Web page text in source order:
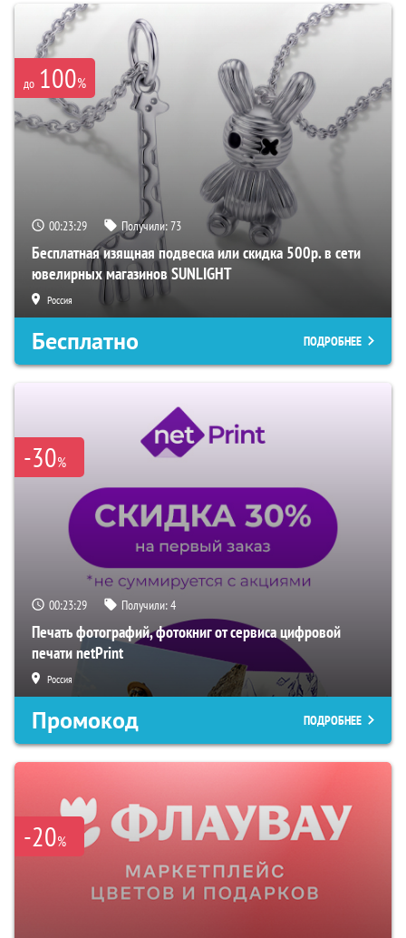
до 100%
00:23:28 Получили:73
Бесплатная изящная подвеска или скидка 500р. в сети
ювелирных магазинов SUNLIGHT
Россия
Бесплатно ПОДРОБНЕЕ
-30%
00:23:28 Получили:4
Печать фотографий, фотокниг от сервиса цифровой
печати netPrint
Россия
Промокод ПОДРОБНЕЕ
-20%